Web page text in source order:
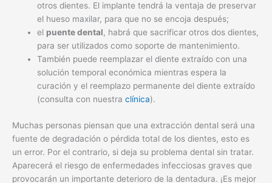
otros dientes. El implante tendrá la ventaja de preservar
el hueso maxilar, para que no se encoja después;
el puente dental, habrá que sacrificar otros dos dientes,
para ser utilizados como soporte de mantenimiento.
También puede reemplazar el diente extraído con una
solución temporal económica mientras espera la
curación y el reemplazo permanente del diente extraído
(consulta con nuestraclínica).
Muchas personas piensan que una extracción dental será una
fuente de degradación o pérdida total de los dientes, esto es
un error. Por el contrario, si deja su problema dental sin tratar.
Aparecerá el riesgo de enfermedades infecciosas graves que
provocarán un importante deterioro de la dentadura. ¡Es mejor